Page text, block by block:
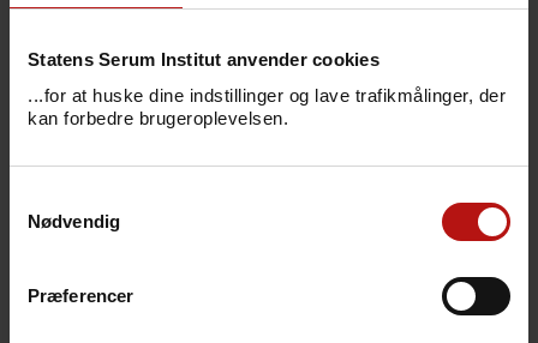
Statens Serum Institut anvender cookies
...for at huske dine indstillinger og lave trafikmålinger, der
kan forbedre brugeroplevelsen.
Nødvendig
Præferencer
Svarkode
Pris
Henvendelse